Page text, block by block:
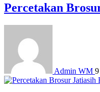
Percetakan
Admin WM